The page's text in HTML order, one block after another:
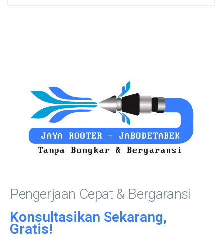
Pengerjaan Cepat & Bergaransi
Konsultasikan Sekarang,
Gratis!